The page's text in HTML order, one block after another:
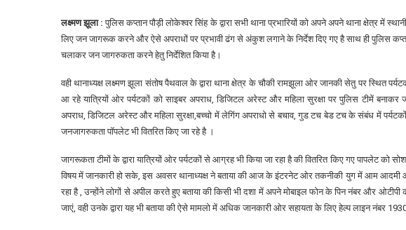
लक्ष्मण झूला :पुलिस कप्तान पौड़ी लोकेश्वर सिंह के द्वारा सभी थाना प्रभारियों को अपने अपने थाना क्षेत्र में
लिए जन जागरूक करने और ऐसे अपराधों पर प्रभावी ढंग से अंकुश लगाने के निर्देश दिए गए है साथ ही पुलिस
चलाकर जन जागरुकता करने हेतु निर्देशित किया है।
वही थानाध्यक्ष लक्ष्मण झूला संतोष पैथवाल के द्वारा थाना क्षेत्र के चौकी रामझूला ओर जानकी सेतु पर स्थित
आ रहे यात्रियों ओर पर्यटकों को साइबर अपराध, डिजिटल अरेस्ट और महिला सुरक्षा पर पुलिस टीमें बनाकर
अपराध, डिजिटल अरेस्ट और महिला सुरक्षा,बच्चो में लेगिंग अपराधो से बचाव, गुड टच बेड टच के संबंध में पर्यटकों/
जनजागरुकता पाॅपलेट भी वितरित किए जा रहे है ।
जागरूकता टीमों के द्वारा यात्रियों ओर पर्यटकों से आग्रह भी किया जा रहा है की वितरित किए गए पापलेट को
विषय में जानकारी हो सके, इस अवसर थानाध्यक्ष ने बताया की आज के इंटरनेट ओर तकनीकी युग में आम
रहा है , उन्होंने लोगों से अपील करते हुए बताया की किसी भी दशा में अपने मोबाइल फोन के पिन नंबर और
जाएं, वही उनके द्वारा यह भी बताया की ऐसे मामलो में अधिक जानकारी ओर सहायता के लिए हेल्प लाइन नंबर